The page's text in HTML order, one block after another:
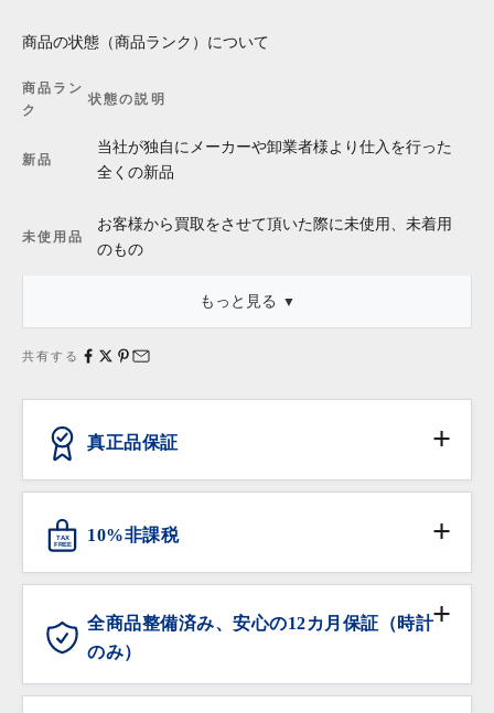
商品の状態（商品ランク）について
商品ラン
ク
状態の説明
新品
当社が独自にメーカーや卸業者様より仕入を行った
全くの新品
未使用品
お客様から買取をさせて頂いた際に未使用、未着用
のもの
・「新品同様」等の記述は商品本体についてのものであり、これ
状態は含みません。
もっと見る
共有する
真正品保証
ANTIQURIOUSでは、消費者の皆様が安心してお買い
物いただけるよう、日本流通自主管理協会（略称
AACD）に加盟し、不正商品の流通防止と排除の活動
に努めています。
TAX
FREE 10%非課税
対象となる海外からの旅行者の方は免税サービスをご
利用いただけます。
全商品整備済み、安心の12カ月保証（時計
のみ）
ANTIQURIOUSでは、大切なお時計を末長くご愛用い